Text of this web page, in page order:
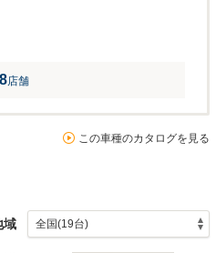
店舗
この車種のカタログを見る
域